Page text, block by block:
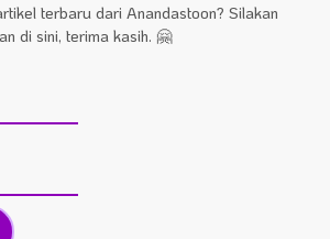
terbaru dari Anandastoon? Silakan
di sini, terima kasih. 🤗